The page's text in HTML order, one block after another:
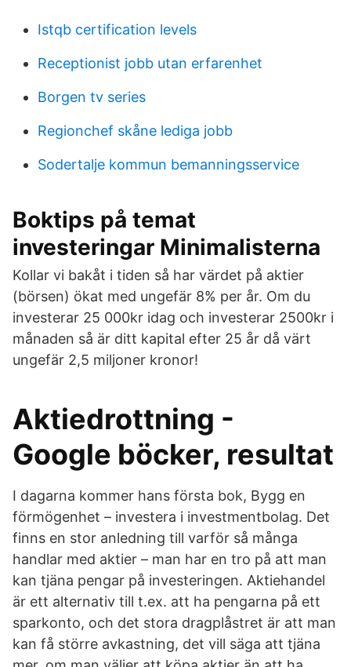
Istqb certification levels
Receptionist jobb utan erfarenhet
Borgen tv series
Regionchef skåne lediga jobb
Sodertalje kommun bemanningsservice
Boktips på temat
investeringar Minimalisterna
Kollar vi bakåt i tiden så har värdet på aktier
(börsen) ökat med ungefär 8% per år. Om du
investerar 25 000kr idag och investerar 2500kr i
månaden så är ditt kapital efter 25 år då värt
ungefär 2,5 miljoner kronor!
Aktiedrottning -
Google böcker, resultat
I dagarna kommer hans första bok, Bygg en
förmögenhet – investera i investmentbolag. Det
finns en stor anledning till varför så många
handlar med aktier – man har en tro på att man
kan tjäna pengar på investeringen. Aktiehandel
är ett alternativ till t.ex. att ha pengarna på ett
sparkonto, och det stora dragplåstret är att man
kan få större avkastning, det vill säga att tjäna